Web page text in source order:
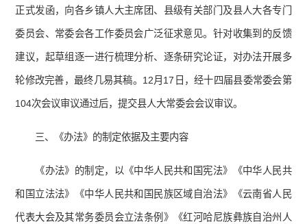
正式发函，向各乡镇人大主席团、县级有关部门及县人大各专门
委员会、常委会各工作委员会广泛征求意见。针对收集到的反馈
建议，起草组逐一进行梳理分析、逐条研究论证，对办法开展多
轮修改完善，最终几易其稿。12月17日，经十四届县委常委会第
104次会议审议通过后，提交县人大常委会会议审议。
三、《办法》的制定依据及主要内容
《办法》的制定，以《中华人民共和国宪法》《中华人民共
和国立法法》《中华人民共和国民族区域自治法》《云南省人民
代表大会及其常务委员会立法条例》《红河哈尼族彝族自治州人